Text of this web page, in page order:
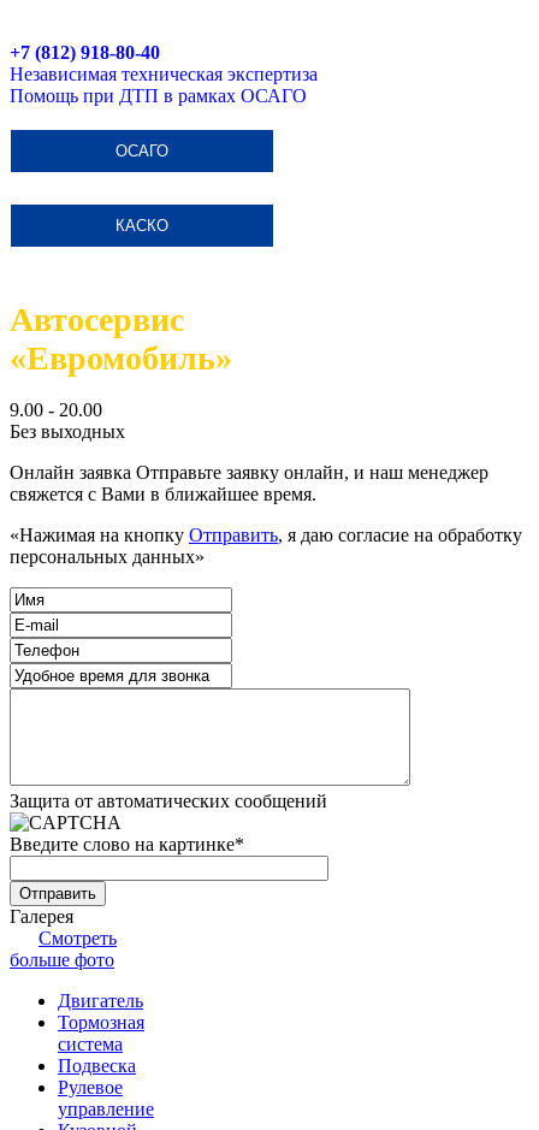
+7 (812) 918-80-40
Независимая техническая экспертиза
Помощь при ДТП в рамках ОСАГО
ОСАГО
КАСКО
Автосервис
«Евромобиль»
9.00 - 20.00
Без выходных
Онлайн заявка Отправьте заявку онлайн, и наш менеджер
свяжется с Вами в ближайшее время.
«Нажимая на кнопку Отправить, я даю согласие на обработку
персональных данных»
Защита от автоматических сообщений
Введите слово на картинке*
Галерея
Смотреть
больше фото
Двигатель
Тормозная
система
Подвеска
Рулевое
управление